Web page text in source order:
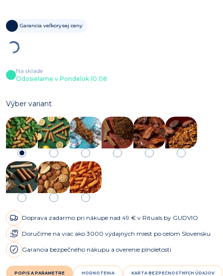
Garancia veľkorysej ceny
Na sklade
Odosielame v Pondelok 10.08
Výber variant
Doprava zadarmo pri nákupe nad 49 € v Rituals by GUDVIO
Doručíme na viac ako 3000 výdajných miest po celom Slovensku
Garancia bezpečného nákupu a overenie plnoletosti
POPIS A PARAMETRE HODNOTENIA KARTA BEZPEČNOSTNÝCH ÚDAJOV